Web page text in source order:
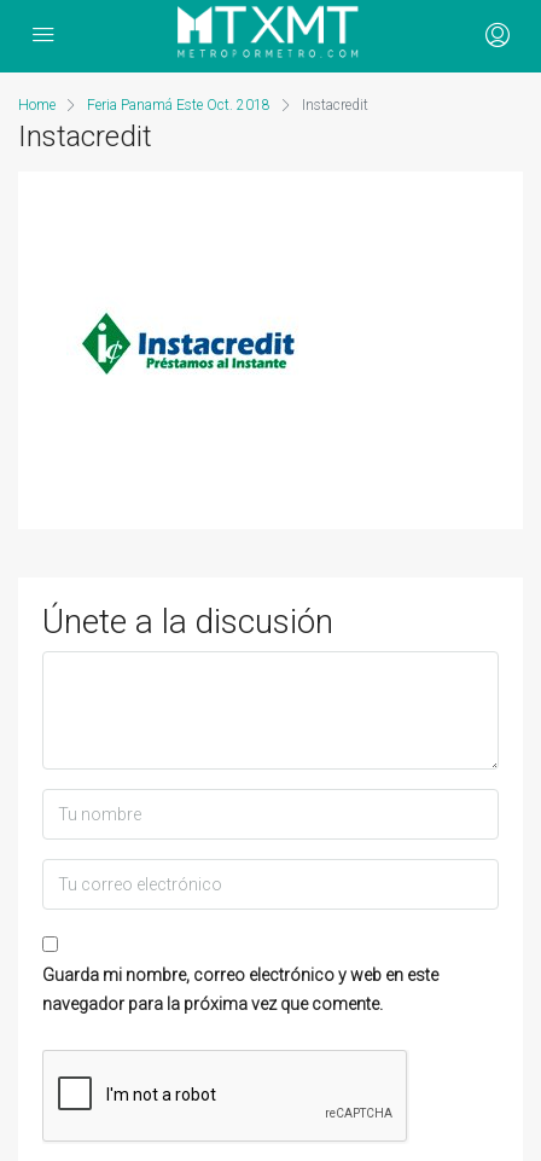
Home Feria Panamá Este Oct. 2018 Instacredit
Instacredit
Únete a la discusión
Guarda mi nombre, correo electrónico y web en este
navegador para la próxima vez que comente.